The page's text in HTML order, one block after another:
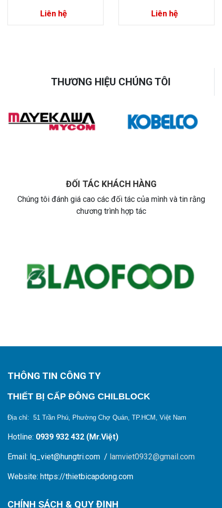
Liên hệ Liên hệ
THƯƠNG HIỆU CHÚNG TÔI
ĐỐI TÁC KHÁCH HÀNG
Chúng tôi đánh giá cao các đối tác của mình và tin rằng
chương trình hợp tác
THÔNG TIN CÔNG TY
THIẾT BỊ CẤP ĐÔNG CHILBLOCK
Địa chỉ: 51 Trần Phú, Phường Chợ Quán, TP.HCM, Việt Nam
Hotline: 0939 932 432 (Mr.Việt)
Email: lq_viet@hungtri.com / lamviet0932@gmail.com
Website: https://thietbicapdong.com
CHÍNH SÁCH & QUY ĐỊNH